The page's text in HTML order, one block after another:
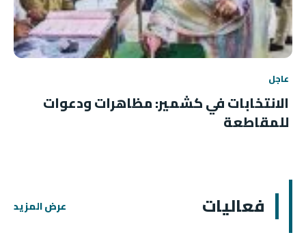
عاجل
الانتخابات في كشمير: مظاهرات ودعوات
للمقاطعة
فعاليات عرض المزيد